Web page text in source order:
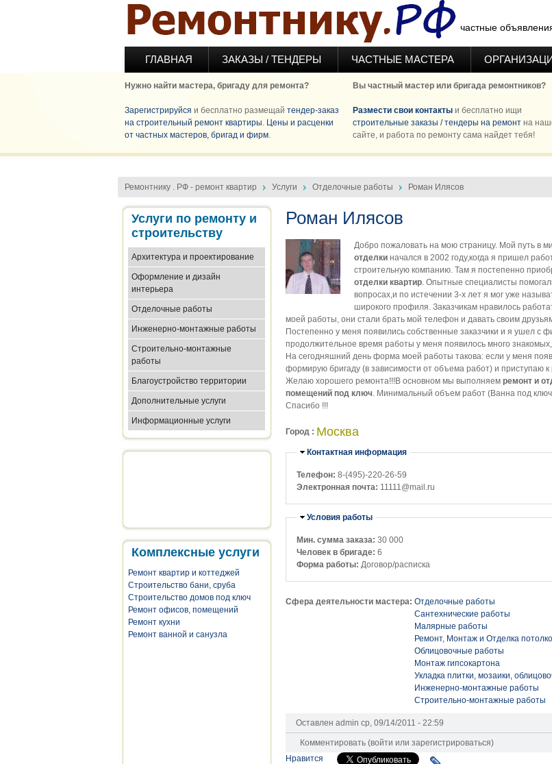
Перейти к основному содержанию
частные
ГЛАВНАЯ ЗАКАЗЫ / ТЕНДЕРЫ ЧАСТНЫЕ МАСТЕРА
Нужно найти мастера, бригаду для ремонта?
Зарегистрируйся и бесплатно размещай тендер-заказ
на строительный ремонт квартиры. Цены и расценки
от частных мастеров, бригад и фирм.
Вы частный мастер или бригада ремонтников?
Размести свои контакты и бесплатно ищи
строительные заказы / тендеры на ремонт на
сайте, и работа по ремонту сама найдет тебя!
Ремонтнику . РФ - ремонт квартир Услуги Отделочные работы Роман Илясов
Услуги по ремонту и
строительству
Архитектура и проектирование
Оформление и дизайн
интерьера
Отделочные работы
Инженерно-монтажные работы
Строительно-монтажные
работы
Благоустройство территории
Дополнительные услуги
Информационные услуги
Комплексные услуги
Ремонт квартир и коттеджей
Строительство бани, сруба
Строительство домов под ключ
Ремонт офисов, помещений
Ремонт кухни
Ремонт ванной и санузла
Роман Илясов
Добро пожаловать на мою страницу. Мой путь в
отделки начался в 2002 году,когда я пришел
строительную компанию. Там я постепенно
отделки квартир. Опытные специалисты
вопросах,и по истечении 3-х лет я мог уже
широкого профиля. Заказчикам нравилось
моей работы, они стали брать мой телефон и давать своим
Постепенно у меня появились собственные заказчики и я ушел с
продолжительное время работы у меня появилось много
На сегодняшний день форма моей работы такова: если у меня
формирую бригаду (в зависимости от объема работ) и приступаю к
Желаю хорошего ремонта!!!В основном мы выполняем ремонт и
помещений под ключ. Минимальный объем работ (Ванна под
Спасибо !!!
Город : Москва
Убрать
Контактная информация
Телефон: 8-(495)-220-26-59
Электронная почта: 11111@mail.ru
Убрать
Условия работы
Мин. сумма заказа: 30 000
Человек в бригаде: 6
Форма работы: Договор/расписка
Сфера деятельности мастера: Отделочные работы
Сантехнические работы
Малярные работы
Ремонт, Монтаж и Отделка
Облицовочные работы
Монтаж гипсокартона
Укладка плитки, мозаики,
Инженерно-монтажные работы
Строительно-монтажные работы
Оставлен admin ср, 09/14/2011 - 22:59
Комментировать (войти или зарегистрироваться)
Нравится